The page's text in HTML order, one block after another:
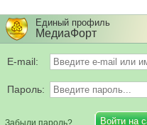
Единый профиль
МедиаФорт
E-mail:
Пароль:
Забыли пароль?